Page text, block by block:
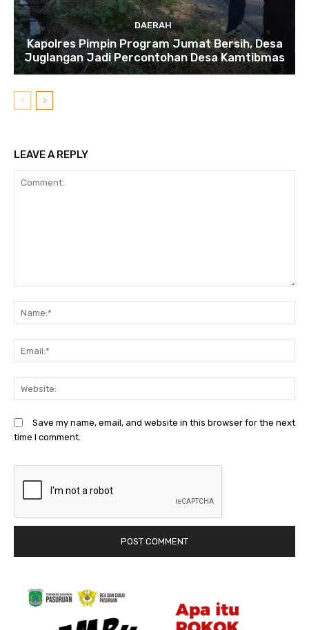
DAERAH
Kapolres Pimpin Program Jumat Bersih, Desa
Juglangan Jadi Percontohan Desa Kamtibmas
LEAVE A REPLY
Save my name, email, and website in this browser for the next
time I comment.